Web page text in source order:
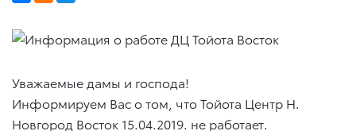
Уважаемые дамы и господа!
Информируем Вас о том, что Тойота Центр Н.
Новгород Восток 15.04.2019. не работает.